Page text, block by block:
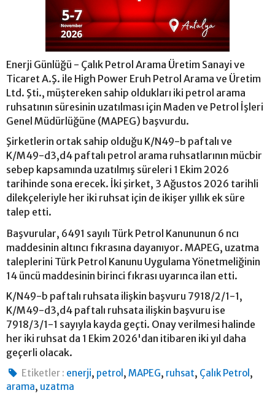
Enerji Günlüğü - Çalık Petrol Arama Üretim Sanayi ve
Ticaret A.Ş. ile High Power Eruh Petrol Arama ve Üretim
Ltd. Şti., müştereken sahip oldukları iki petrol arama
ruhsatının süresinin uzatılması için Maden ve Petrol İşleri
Genel Müdürlüğüne (MAPEG) başvurdu.
Şirketlerin ortak sahip olduğu K/N49-b paftalı ve
K/M49-d3,d4 paftalı petrol arama ruhsatlarının mücbir
sebep kapsamında uzatılmış süreleri 1 Ekim 2026
tarihinde sona erecek. İki şirket, 3 Ağustos 2026 tarihli
dilekçeleriyle her iki ruhsat için de ikişer yıllık ek süre
talep etti.
Başvurular, 6491 sayılı Türk Petrol Kanununun 6 ncı
maddesinin altıncı fıkrasına dayanıyor. MAPEG, uzatma
taleplerini Türk Petrol Kanunu Uygulama Yönetmeliğinin
14 üncü maddesinin birinci fıkrası uyarınca ilan etti.
K/N49-b paftalı ruhsata ilişkin başvuru 7918/2/1-1,
K/M49-d3,d4 paftalı ruhsata ilişkin başvuru ise
7918/3/1-1 sayıyla kayda geçti. Onay verilmesi halinde
her iki ruhsat da 1 Ekim 2026'dan itibaren iki yıl daha
geçerli olacak.
Etiketler : enerji, petrol ,MAPEG, ruhsat, Çalık Petrol ,
arama, uzatma